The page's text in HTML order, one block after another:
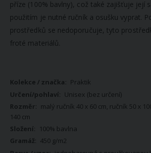
příze (100% bavlny), což také zajišťuje její
použitím je nutné ručník a osušku vyprat.
prostředků se nedoporučuje, tyto
froté materiálů.
Více
informací
Praktik
Unisex (bez určení)
malý ručník 40 x 60 cm, ručník 50 x
140 cm
100% bavlna
450 g/m2